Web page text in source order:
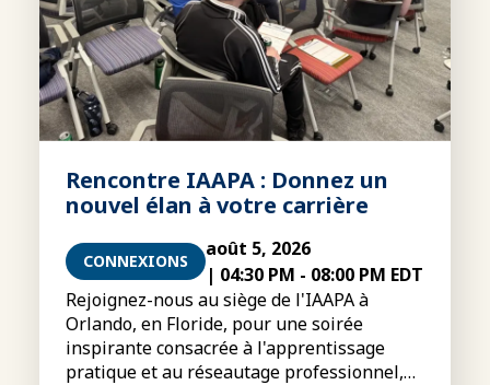
Rencontre IAAPA : Donnez un
nouvel élan à votre carrière
CONNEXIONS
août 5, 2026
| 04:30 PM - 08:00 PM EDT
Rejoignez-nous au siège de l'IAAPA à
Orlando, en Floride, pour une soirée
inspirante consacrée à l'apprentissage
pratique et au réseautage professionnel,